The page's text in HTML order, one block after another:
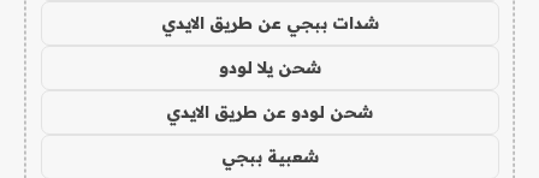
شدات ببجي عن طريق الايدي
شحن يلا لودو
شحن لودو عن طريق الايدي
شعبية ببجي